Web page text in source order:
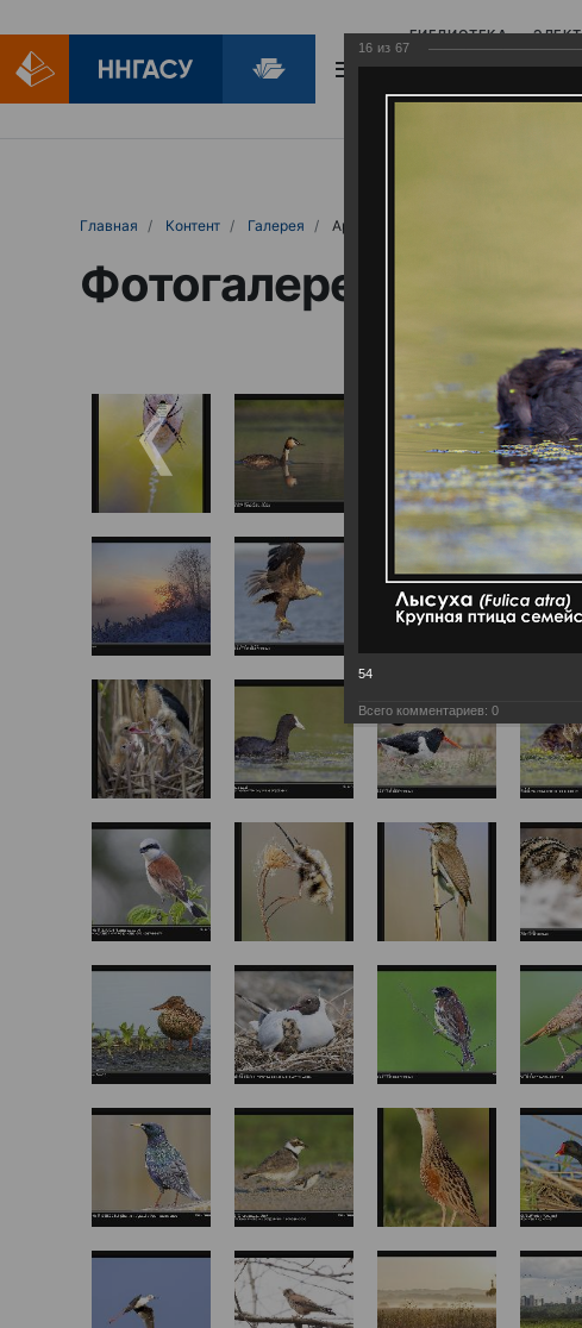
БИБЛИОТЕКА
БИБЛИОПОМОЩЬ
Главная Контент Галерея Артемовские луга – жемчужина Нижегородского
Фотогалерея
16 из 67
54
Всего комментариев: 0